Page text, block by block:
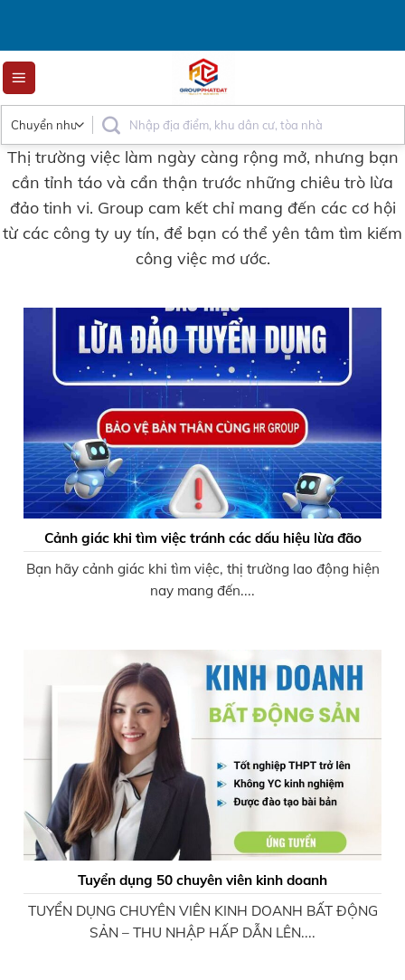
content
Thị trường việc làm ngày càng rộng mở, nhưng bạn
cần tỉnh táo và cẩn thận trước những chiêu trò lừa
đảo tinh vi. Group cam kết chỉ mang đến các cơ hội
từ các công ty uy tín, để bạn có thể yên tâm tìm kiếm
công việc mơ ước.
Cảnh giác khi tìm việc tránh các dấu hiệu lừa đão
Bạn hãy cảnh giác khi tìm việc, thị trường lao động hiện
nay mang đến....
Tuyển dụng 50 chuyên viên kinh doanh
TUYỂN DỤNG CHUYÊN VIÊN KINH DOANH BẤT ĐỘNG
SẢN – THU NHẬP HẤP DẪN LÊN....